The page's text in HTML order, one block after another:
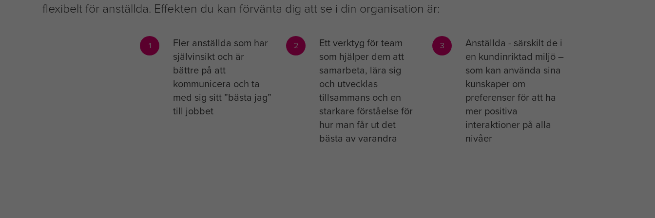
flexibelt för anställda. Effekten du kan förvänta dig att se i din organisation är:
1
Fler anställda som har
självinsikt och är
bättre på att
kommunicera och ta
med sig sitt ”bästa jag”
till jobbet
2
Ett verktyg för team
som hjälper dem att
samarbeta, lära sig
och utvecklas
tillsammans och en
starkare förståelse för
hur man får ut det
bästa av varandra
3
Anställda - särskilt de i
en kundinriktad miljö –
som kan använda sina
kunskaper om
preferenser för att ha
mer positiva
interaktioner på alla
nivåer